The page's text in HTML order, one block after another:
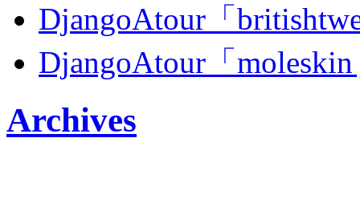
DjangoAtour「
DjangoAtour「
Archives